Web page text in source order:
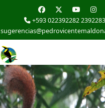
+593 022392282 2392283